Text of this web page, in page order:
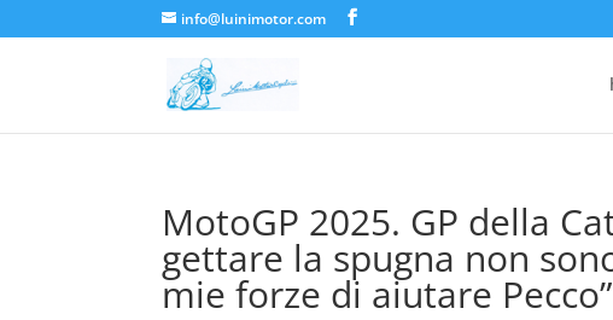
info@luinimotor.com
MotoGP 2025. GP della
gettare la spugna non
mie forze di aiutare